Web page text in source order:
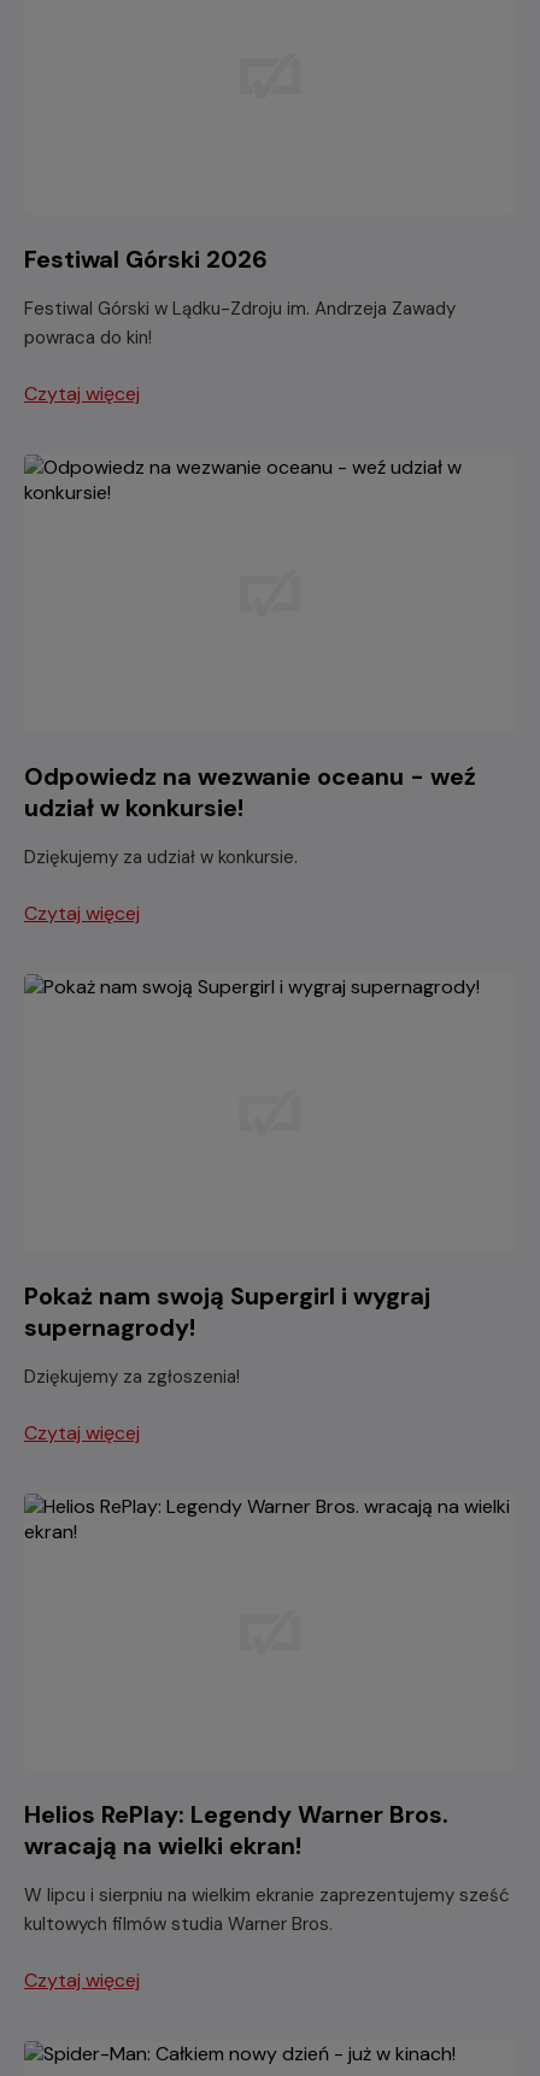
Festiwal Górski 2026
Festiwal Górski w Lądku-Zdroju im. Andrzeja Zawady
powraca do kin!
Czytaj więcej
Odpowiedz na wezwanie oceanu - weź
udział w konkursie!
Dziękujemy za udział w konkursie.
Czytaj więcej
Pokaż nam swoją Supergirl i wygraj
supernagrody!
Dziękujemy za zgłoszenia!
Czytaj więcej
Helios RePlay: Legendy Warner Bros.
wracają na wielki ekran!
W lipcu i sierpniu na wielkim ekranie zaprezentujemy sześć
kultowych filmów studia Warner Bros.
Czytaj więcej